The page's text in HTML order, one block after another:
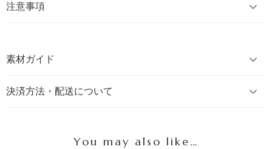
注意事項
素材ガイド
決済方法・配送について
You may also like…